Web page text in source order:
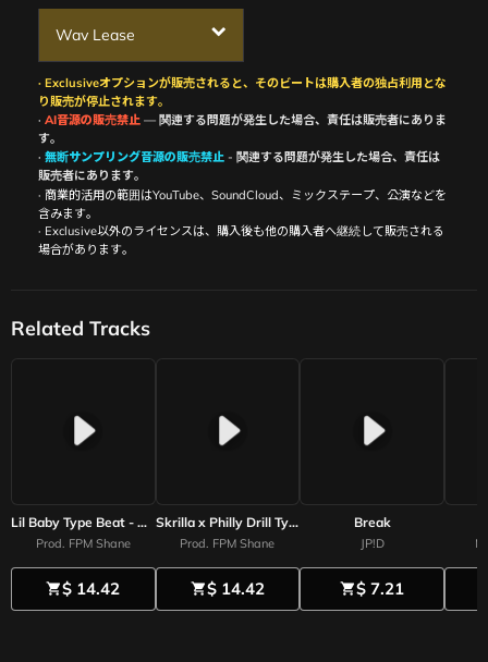
Wav Lease
· Exclusiveオプションが販売されると、そのビートは購入者の独占利用とな
り販売が停止されます。
· AI音源の販売禁止— 関連する問題が発生した場合、責任は販売者にありま
す。
· 無断サンプリング音源の販売禁止- 関連する問題が発生した場合、責任は
販売者にあります。
· 商業的活用の範囲はYouTube、SoundCloud、ミックステープ、公演などを
含みます。
· Exclusive以外のライセンスは、購入後も他の購入者へ継続して販売される
場合があります。
Related Tracks
Lil Baby Type Beat - Demon Baby
Prod. FPM Shane
shopping_cart$ 14.42
Skrilla x Philly Drill Type Beat - Geek Balloon
Prod. FPM Shane
shopping_cart$ 14.42
Break
JP!D
shopping_cart$ 7.21